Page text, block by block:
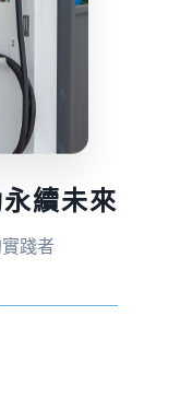
續未來
踐者